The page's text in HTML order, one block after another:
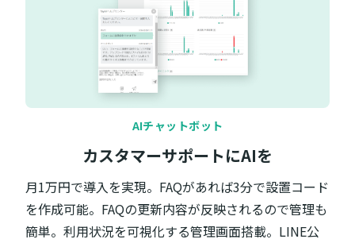
AIチャットボット
カスタマーサポートにAIを
月1万円で導入を実現。FAQがあれば3分で設置コード
を作成可能。FAQの更新内容が反映されるので管理も
簡単。利用状況を可視化する管理画面搭載。LINE公